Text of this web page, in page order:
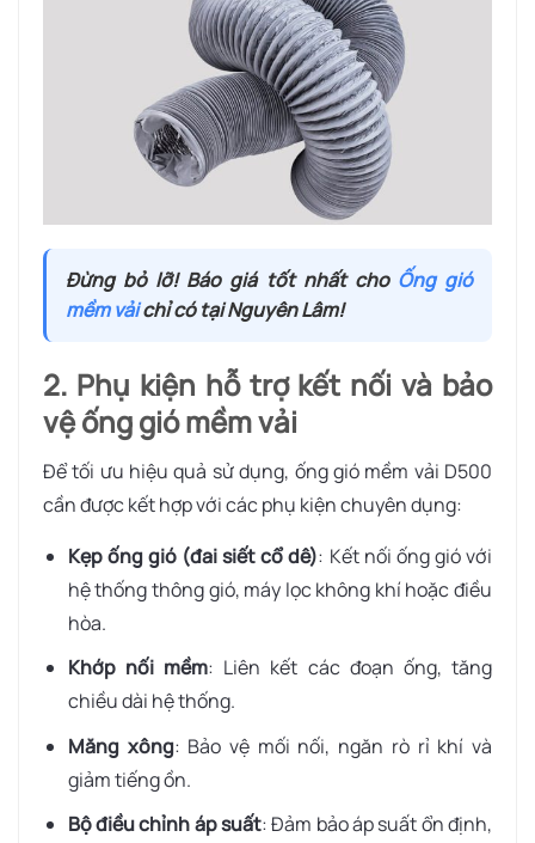
Đừng bỏ lỡ! Báo giá tốt nhất cho Ống gió
mềm vảichỉ có tại Nguyên Lâm!
2. Phụ kiện hỗ trợ kết nối và bảo
vệ ống gió mềm vải
Để tối ưu hiệu quả sử dụng, ống gió mềm vải D500
cần được kết hợp với các phụ kiện chuyên dụng:
Kẹp ống gió (đai siết cổ dê): Kết nối ống gió với
hệ thống thông gió, máy lọc không khí hoặc điều
hòa.
Khớp nối mềm: Liên kết các đoạn ống, tăng
chiều dài hệ thống.
Măng xông: Bảo vệ mối nối, ngăn rò rỉ khí và
giảm tiếng ồn.
Bộ điều chỉnh áp suất: Đảm bảo áp suất ổn định,